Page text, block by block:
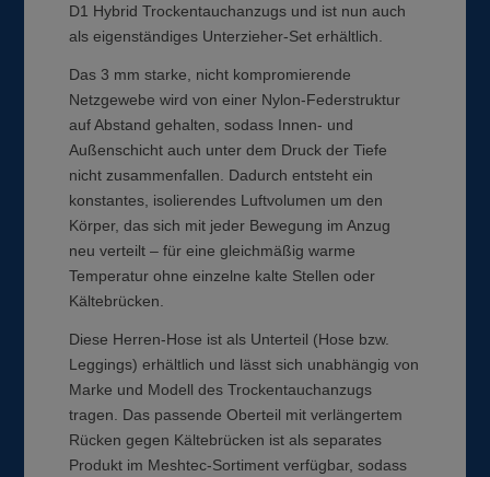
D1 Hybrid Trockentauchanzugs und ist nun auch
als eigenständiges Unterzieher-Set erhältlich.
Das 3 mm starke, nicht kompromierende
Netzgewebe wird von einer Nylon-Federstruktur
auf Abstand gehalten, sodass Innen- und
Außenschicht auch unter dem Druck der Tiefe
nicht zusammenfallen. Dadurch entsteht ein
konstantes, isolierendes Luftvolumen um den
Körper, das sich mit jeder Bewegung im Anzug
neu verteilt – für eine gleichmäßig warme
Temperatur ohne einzelne kalte Stellen oder
Kältebrücken.
Diese Herren-Hose ist als Unterteil (Hose bzw.
Leggings) erhältlich und lässt sich unabhängig von
Marke und Modell des Trockentauchanzugs
tragen. Das passende Oberteil mit verlängertem
Rücken gegen Kältebrücken ist als separates
Produkt im Meshtec-Sortiment verfügbar, sodass